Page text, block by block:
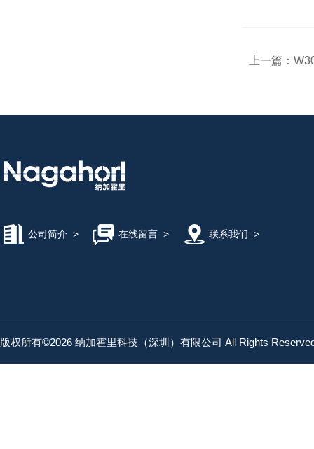
上一篇：
公司简介 > 在线留言> 联系我们 >
版权所有©2026 纳加霍里科技（深圳）有限公司 All Rights